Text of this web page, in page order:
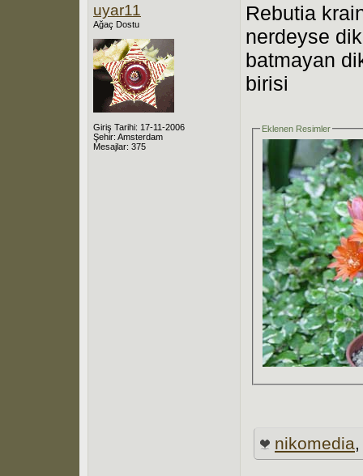
uyar11
Ağaç Dostu
Giriş Tarihi: 17-11-2006
Şehir: Amsterdam
Mesajlar: 375
Rebutia
nerdeyse
batmayan
birisi
Eklenen Resimler
nikomedia,